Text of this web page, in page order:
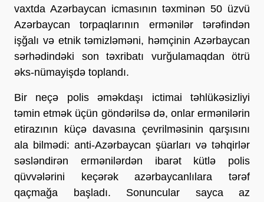
vaxtda Azərbaycan icmasının təxminən 50 üzvü
Azərbaycan torpaqlarının ermənilər tərəfindən
işğalı və etnik təmizləməni, həmçinin Azərbaycan
sərhədindəki son təxribatı vurğulamaqdan ötrü
əks-nümayişdə toplandı.
Bir neçə polis əməkdaşı ictimai təhlükəsizliyi
təmin etmək üçün göndərilsə də, onlar ermənilərin
etirazının küçə davasına çevrilməsinin qarşısını
ala bilmədi: anti-Azərbaycan şüarları və təhqirlər
səsləndirən ermənilərdən ibarət kütlə polis
qüvvələrini keçərək azərbaycanlılara tərəf
qaçmağa başladı. Sonuncular sayca az